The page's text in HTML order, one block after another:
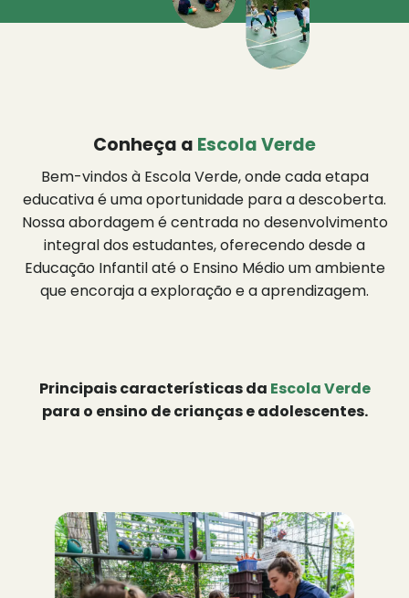
Conheça a Escola Verde
Bem-vindos à Escola Verde, onde cada etapa
educativa é uma oportunidade para a descoberta.
Nossa abordagem é centrada no desenvolvimento
integral dos estudantes, oferecendo desde a
Educação Infantil até o Ensino Médio um ambiente
que encoraja a exploração e a aprendizagem.
Principais características da Escola Verde
para o ensino de crianças e adolescentes.